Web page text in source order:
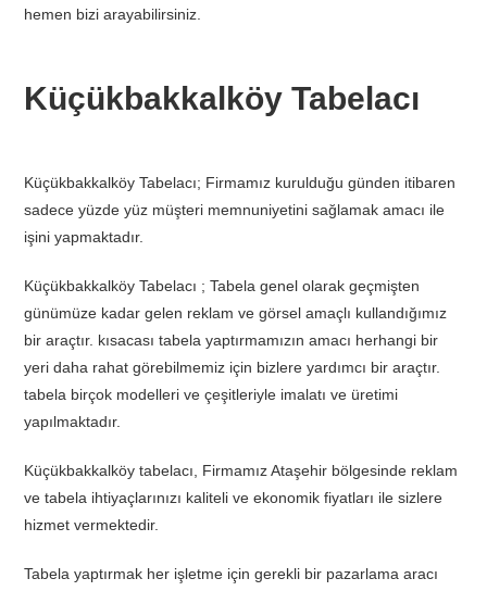
hemen bizi arayabilirsiniz.
Küçükbakkalköy Tabelacı
Küçükbakkalköy Tabelacı; Firmamız kurulduğu günden itibaren
sadece yüzde yüz müşteri memnuniyetini sağlamak amacı ile
işini yapmaktadır.
Küçükbakkalköy Tabelacı ; Tabela genel olarak geçmişten
günümüze kadar gelen reklam ve görsel amaçlı kullandığımız
bir araçtır. kısacası tabela yaptırmamızın amacı herhangi bir
yeri daha rahat görebilmemiz için bizlere yardımcı bir araçtır.
tabela birçok modelleri ve çeşitleriyle imalatı ve üretimi
yapılmaktadır.
Küçükbakkalköy tabelacı, Firmamız Ataşehir bölgesinde reklam
ve tabela ihtiyaçlarınızı kaliteli ve ekonomik fiyatları ile sizlere
hizmet vermektedir.
Tabela yaptırmak her işletme için gerekli bir pazarlama aracı